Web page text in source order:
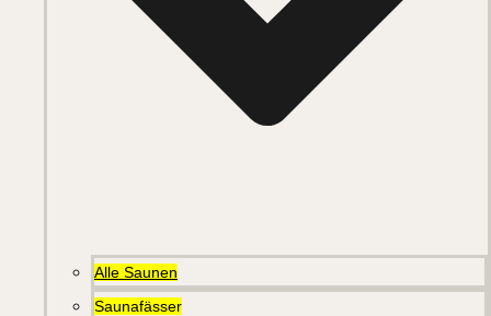
Alle Saunen
Saunafässer